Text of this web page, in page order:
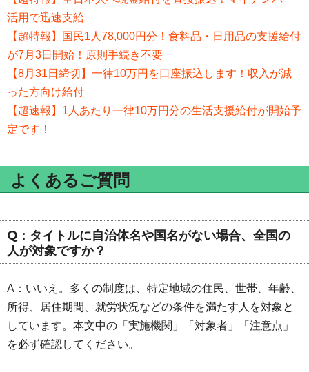
活用で迅速支給
【超特報】国民1人78,000円分！食料品・日用品の支援給付
が7月3日開始！原則手続き不要
【8月31日締切】一律10万円を口座振込します！収入が減
った方向け給付
【超速報】1人あたり一律10万円分の生活支援給付が開始予
定です！
よくあるご質問
Q：タイトルに自治体名や国名がない場合、全国の
人が対象ですか？
A：いいえ。多くの制度は、特定地域の住民、世帯、年齢、
所得、居住期間、就労状況などの条件を満たす人を対象と
しています。本文中の「実施機関」「対象者」「注意点」
を必ず確認してください。